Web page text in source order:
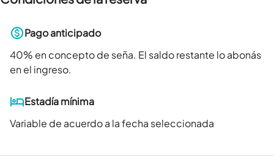
Pago anticipado
40% en concepto de seña. El saldo restante lo abonás
en el ingreso.
Estadía mínima
Variable de acuerdo a la fecha seleccionada